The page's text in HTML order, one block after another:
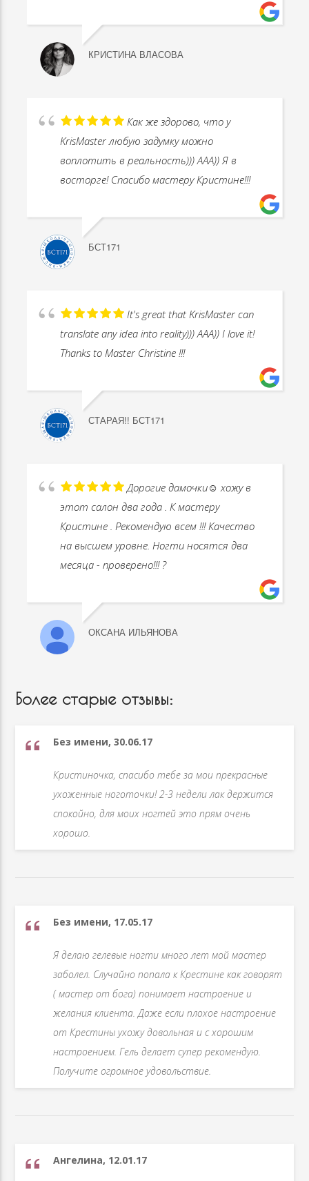
КРИСТИНА ВЛАСОВА
Как же здорово, что у
KrisMaster любую задумку можно
воплотить в реальность))) ААА)) Я в
восторге! Спасибо мастеру Кристине!!!
БСТ171
It's great that KrisMaster can
translate any idea into reality))) AAA)) I love it!
Thanks to Master Christine !!!
СТАРАЯ!! БСТ171
Дорогие дамочки☺️ хожу в
этот салон два года . К мастеру
Кристине . Рекомендую всем !!! Качество
на высшем уровне. Ногти носятся два
месяца - проверено!!! ?
ОКСАНА ИЛЬЯНОВА
Более старые отзывы:
Без имени, 30.06.17
Кристиночка, спасибо тебе за мои прекрасные
ухоженные ноготочки! 2-3 недели лак держится
спокойно, для моих ногтей это прям очень
хорошо.
Без имени, 17.05.17
Я делаю гелевые ногти много лет мой мастер
заболел. Случайно попала к Крестине как говорят
( мастер от бога) понимает настроение и
желания клиента. Даже если плохое настроение
от Крестины ухожу довольная и с хорошим
настроением. Гель делает супер рекомендую.
Получите огромное удовольствие.
Ангелина, 12.01.17